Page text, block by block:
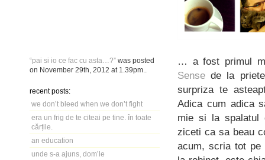
“pai si io ce fac cu asta…?” was posted
on November 29th, 2012 at 1.39pm
recent posts:
we don’t bleed when we don’t fight
era un frig de te citeai pe tine. în toate
cărțile.
an education
unde s-a ajuns, dom’le
… a fost primul
Sense de la
surpriza te
Adica cum adica
mie si la spalatul
ziceti ca sa beau
acum, scria tot pe